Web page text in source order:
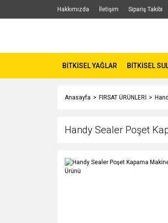
Hakkımızda İletişim Sipariş Takibi
BİTKİSEL YAĞLAR BİTKİSEL
Anasayfa FIRSAT ÜRÜNLERİ
Handy Sealer Poşet